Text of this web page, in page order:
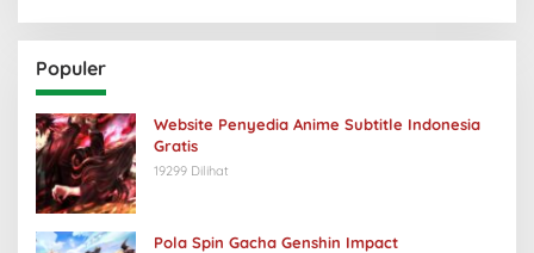
Populer
Website Penyedia Anime Subtitle Indonesia
Gratis
19299 Dilihat
Pola Spin Gacha Genshin Impact